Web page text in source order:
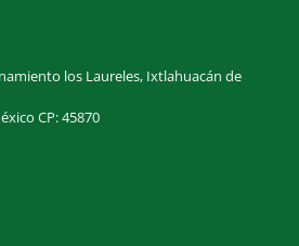
los Laureles, Ixtlahuacán de
CP: 45870